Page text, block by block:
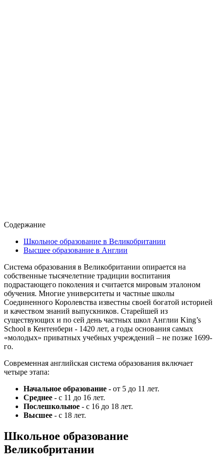
Содержание
Школьное образование в Великобритании
Высшее образование в Англии
Система образования в Великобритании опирается на
собственные тысячелетние традиции воспитания
подрастающего поколения и считается мировым эталоном
обучения. Многие университеты и частные школы
Соединенного Королевства известны своей богатой историей
и качеством знаний выпускников. Старейшей из
существующих и по сей день частных школ Англии King’s
School в Кентенбери - 1420 лет, а годы основания самых
«молодых» приватных учебных учреждений – не позже 1699-
го.
Современная английская система образования включает
четыре этапа:
Начальное образование - от 5 до 11 лет.
Среднее - с 11 до 16 лет.
Послешкольное - с 16 до 18 лет.
Высшее - с 18 лет.
Школьное образование
Великобритании